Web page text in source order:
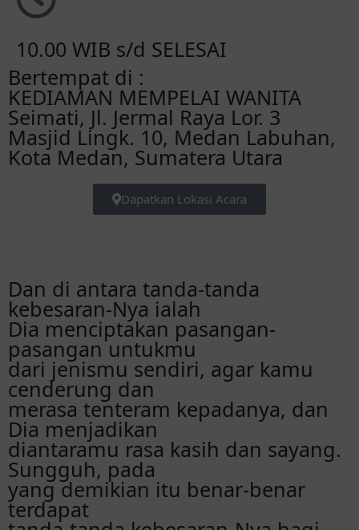
10.00 WIB s/d SELESAI
Bertempat di :
KEDIAMAN MEMPELAI WANITA
Seimati, Jl. Jermal Raya Lor. 3
Masjid Lingk. 10, Medan Labuhan,
Kota Medan, Sumatera Utara
Dapatkan Lokasi Acara
Dan di antara tanda-tanda
kebesaran-Nya ialah
Dia menciptakan pasangan-
pasangan untukmu
dari jenismu sendiri, agar kamu
cenderung dan
merasa tenteram kepadanya, dan
Dia menjadikan
diantaramu rasa kasih dan sayang.
Sungguh, pada
yang demikian itu benar-benar
terdapat